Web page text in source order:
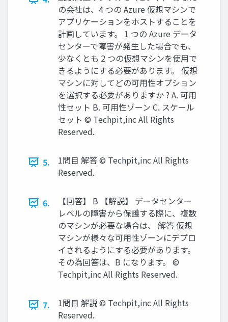
の会社は、4 つの Azure 仮想マシンで
アプリケーションをホストすることを
計画しています。 1 つの Azure データ
センターで障害が発生した場合でも、
少なくとも 2 つの仮想マシンを使用で
きるようにする必要があります。 仮想
マシンに対してどの可用性オプション
を選択する必要がありますか ? A. 可用
性セット B. 可用性ゾーン C. スケール
セット © Techpit,inc All Rights
Reserved.
5.
1問目 解答 © Techpit,inc All Rights
Reserved.
6.
【回答】 B 【解説】 データセンター
レベルの障害から保護する際に、複数
のマシンが必要な場合は、 解答 仮想
マシンが様々な可用性ゾーンにデプロ
イされるようにする必要があります。
その為回答は、B になります。 ©
Techpit,inc All Rights Reserved.
7.
1問目 解説 © Techpit,inc All Rights
Reserved.